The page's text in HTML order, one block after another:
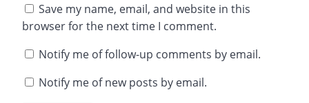
Save my name, email, and website in this
browser for the next time I comment.
Notify me of follow-up comments by email.
Notify me of new posts by email.